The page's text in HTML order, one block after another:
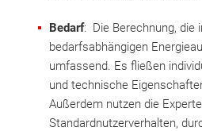
Bedarf: Die Berechnung, die
bedarfsabhängigen
umfassend. Es fließen
und technische
Außerdem nutzen die
Standardnutzerverhalten,